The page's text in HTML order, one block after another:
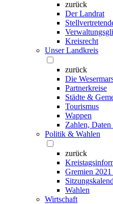
zurück
Der Landrat
Kreisrecht
Unser Landkreis
zurück
Die
Partnerkreise
Städte &
Tourismus
Wappen
Zahlen,
Politik & Wahlen
zurück
Gremien
Wahlen
Wirtschaft